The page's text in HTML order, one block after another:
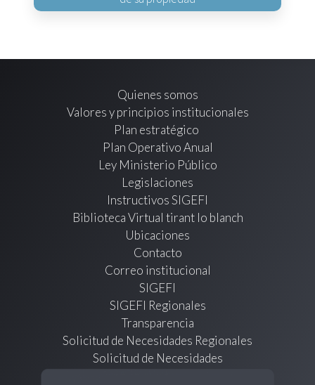
Quienes somos
Valores y principios institucionales
Plan estratégico
Plan Operativo Anual
Ley Ministerio Público
Legislaciones
Instructivos SIGEFI
Biblioteca Virtual tirant lo blanch
Ubicaciones
Contacto
Correo institucional
SIGEFI
SIGEFI Regionales
Transparencia
Solicitud de Necesidades Regionales
Solicitud de Necesidades